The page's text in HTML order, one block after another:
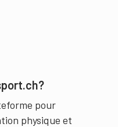
pour
physique et